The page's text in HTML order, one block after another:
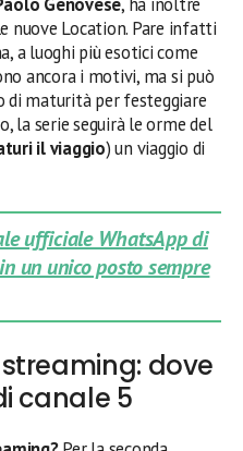
Location. Pare infatti
a luoghi più esotici come
ancora i motivi, ma si può
di maturità per festeggiare
la serie seguirà le orme del
il viaggio) un viaggio di
ufficiale WhatsApp di
un unico posto sempre
dove
canale 5